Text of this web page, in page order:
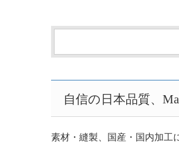
自信の日本品質、
素材・縫製、国産・国内加工